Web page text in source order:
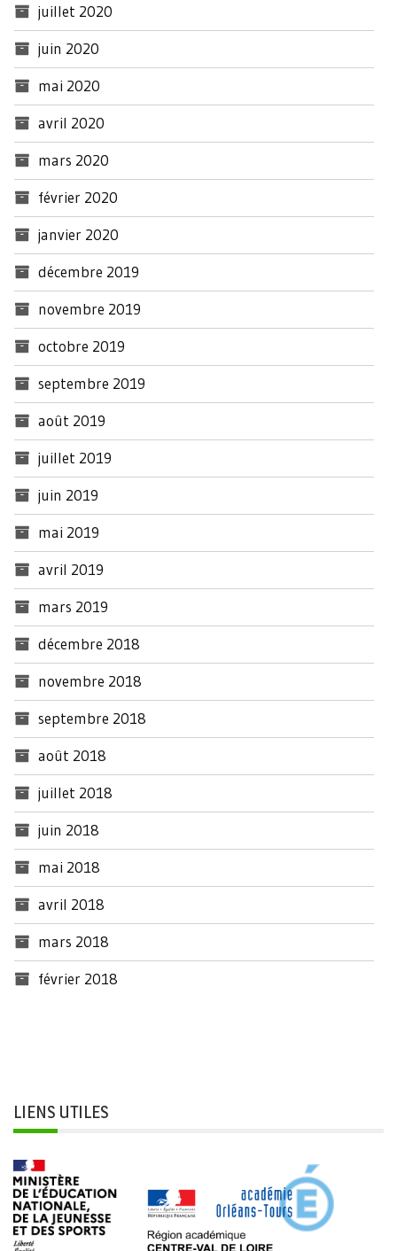
juillet 2020
juin 2020
mai 2020
avril 2020
mars 2020
février 2020
janvier 2020
décembre 2019
novembre 2019
octobre 2019
septembre 2019
août 2019
juillet 2019
juin 2019
mai 2019
avril 2019
mars 2019
décembre 2018
novembre 2018
septembre 2018
août 2018
juillet 2018
juin 2018
mai 2018
avril 2018
mars 2018
février 2018
LIENS UTILES